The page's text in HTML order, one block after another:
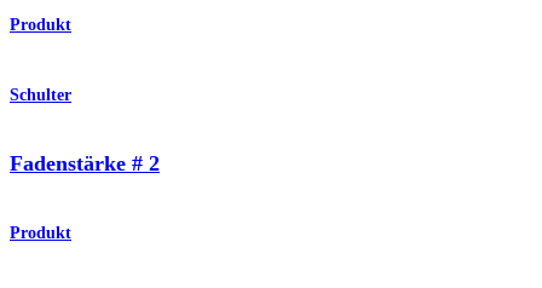
Produkt
Schulter
Fadenstärke # 2
Produkt